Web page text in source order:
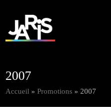
2007
Accueil »Promotions » 2007